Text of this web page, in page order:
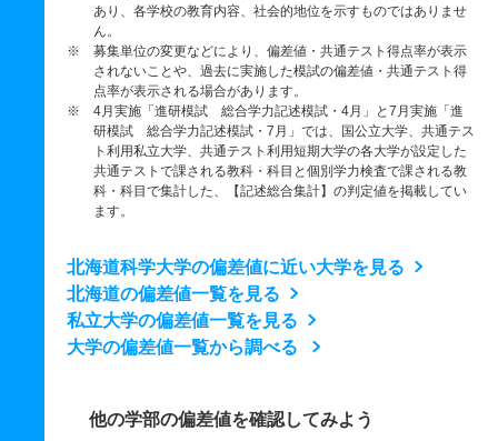
あり、各学校の教育内容、社会的地位を示すものではありませ
ん。
※ 募集単位の変更などにより、偏差値・共通テスト得点率が表示
されないことや、過去に実施した模試の偏差値・共通テスト得
点率が表示される場合があります。
※ 4月実施「進研模試 総合学力記述模試・4月」と7月実施「進
研模試 総合学力記述模試・7月」では、国公立大学、共通テス
ト利用私立大学、共通テスト利用短期大学の各大学が設定した
共通テストで課される教科・科目と個別学力検査で課される教
科・科目で集計した、【記述総合集計】の判定値を掲載してい
ます。
北海道科学大学の偏差値に近い大学を見る
北海道の偏差値一覧を見る
私立大学の偏差値一覧を見る
大学の偏差値一覧から調べる
他の学部の偏差値を確認してみよう